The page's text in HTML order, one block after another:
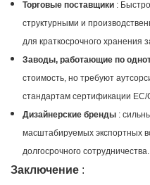
Торговые поставщики:
структурными и
для краткосрочного хранения
Заводы, работающие по
стоимость, но требуют
стандартам сертификации
Дизайнерские бренды:
масштабируемых экспортных
долгосрочного сотрудничества.
Заключение :